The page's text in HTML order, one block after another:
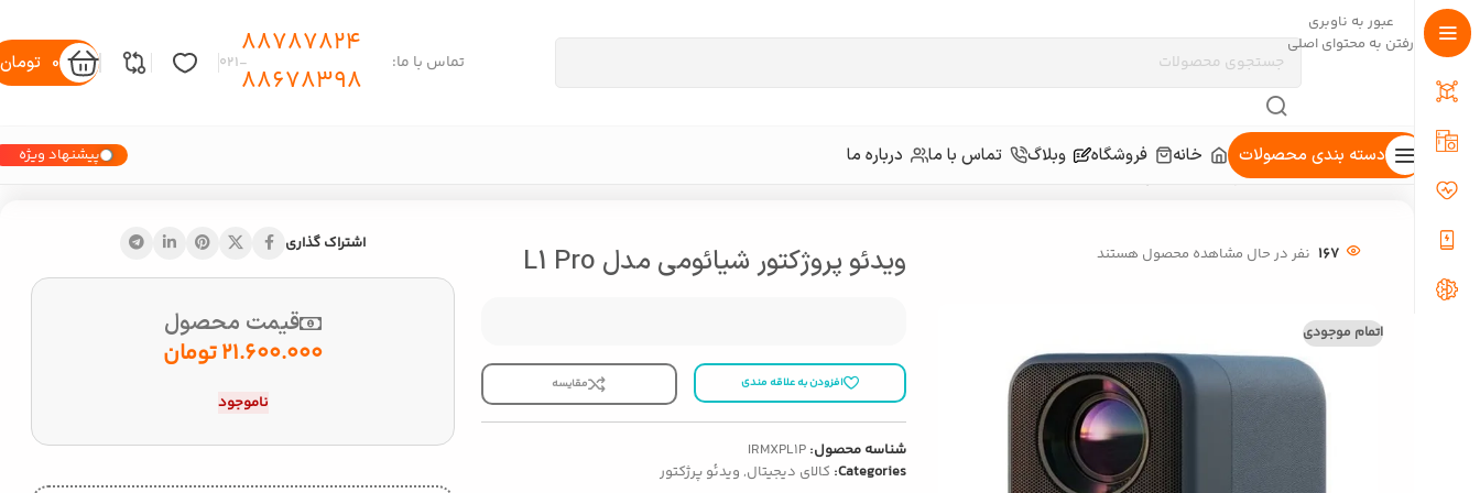
عبور به ناوبری
رفتن به محتوای اصلی
تماس با ما:
88787824
88678398-۰۲۱ 0 تومان
دسته بندی محصولات خانه فروشگاه وبلاگ تماس با ما درباره ما
پیشنهاد ویژه
خانه/کالای دیجیتال/ویدئو پرژکتور
167 نفر در حال مشاهده محصول هستند
اتمام موجودی
ویدئو پروژکتور شیائومی مدل L1 Pro
افزودن به علاقه مندی مقایسه
شناسه محصول:IRMXPL1P
Categories: کالای دیجیتال, ویدئو پرژکتور
اشتراک گذاری
قیمت محصول
21.600.000تومان
ناموجود